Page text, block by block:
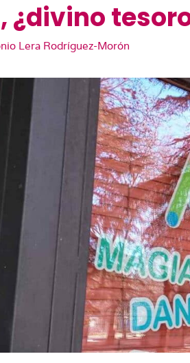
¿divino
Lera Rodríguez-Morón